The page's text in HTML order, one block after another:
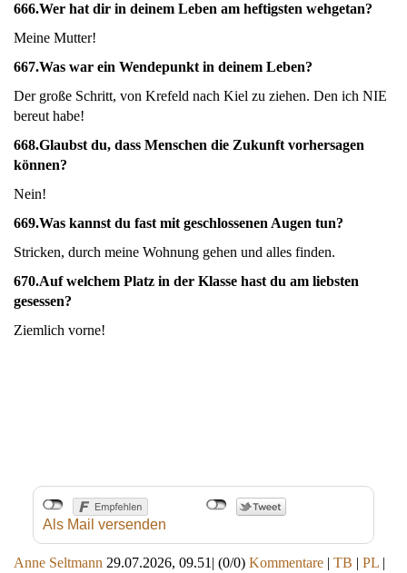
666.Wer hat dir in deinem Leben am heftigsten wehgetan?
Meine Mutter!
667.Was war ein Wendepunkt in deinem Leben?
Der große Schritt, von Krefeld nach Kiel zu ziehen. Den ich NIE
bereut habe!
668.Glaubst du, dass Menschen die Zukunft vorhersagen
können?
Nein!
669.Was kannst du fast mit geschlossenen Augen tun?
Stricken, durch meine Wohnung gehen und alles finden.
670.Auf welchem Platz in der Klasse hast du am liebsten
gesessen?
Ziemlich vorne!
Als Mail versenden
Anne Seltmann 29.07.2026, 09.51 | (0/0) Kommentare | TB | PL |